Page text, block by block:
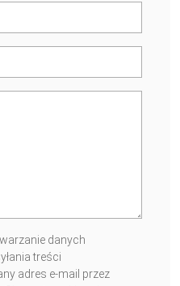
danych
treści
adres e-mail przez